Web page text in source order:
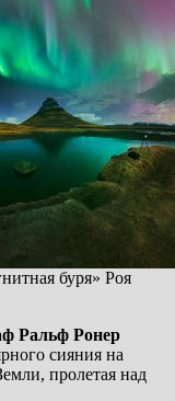
буря» Роя
Ральф Ронер
сияния на
пролетая над